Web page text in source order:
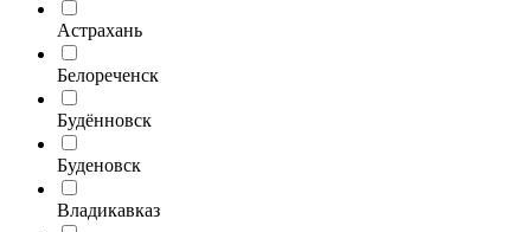
Астрахань
Белореченск
Будённовск
Буденовск
Владикавказ